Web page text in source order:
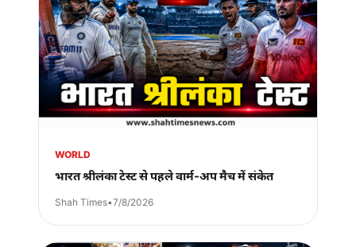
WORLD
भारत श्रीलंका टेस्ट से पहले वार्म-अप मैच में संकेत
Shah Times•7/8/2026